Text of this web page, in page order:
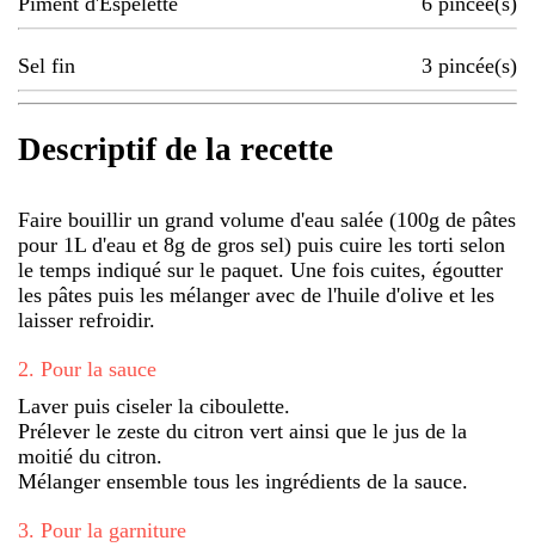
Sel fin 3 pincée(s)
Descriptif de la recette
Faire bouillir un grand volume d'eau salée (100g de pâtes
pour 1L d'eau et 8g de gros sel) puis cuire les torti selon
le temps indiqué sur le paquet. Une fois cuites, égoutter
les pâtes puis les mélanger avec de l'huile d'olive et les
laisser refroidir.
2. Pour la sauce
Laver puis ciseler la ciboulette.
Prélever le zeste du citron vert ainsi que le jus de la
moitié du citron.
Mélanger ensemble tous les ingrédients de la sauce.
3. Pour la garniture